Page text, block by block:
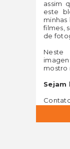
assim
este
filmes,
de
Neste
mostro
Sejam